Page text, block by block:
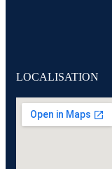
LOCALISATION